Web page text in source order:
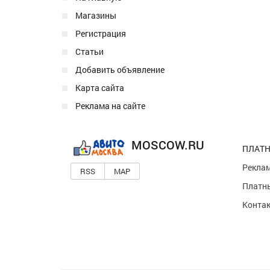
Магазины
Регистрация
Статьи
Добавить объявление
Карта сайта
Реклама на сайте
MOSCOW.RU
RSS MAP